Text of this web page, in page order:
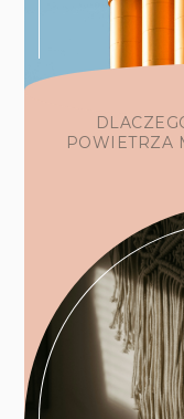
POWIETRZA